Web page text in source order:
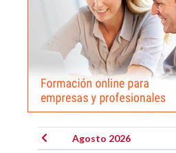
Agosto 2026